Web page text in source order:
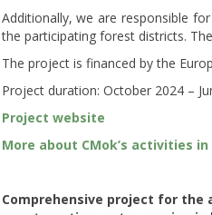
Additionally, we are responsible
the participating forest districts.
The project is financed by the
Project duration: October 2024 –
Project website
More about CMok’s activities
Comprehensive project for